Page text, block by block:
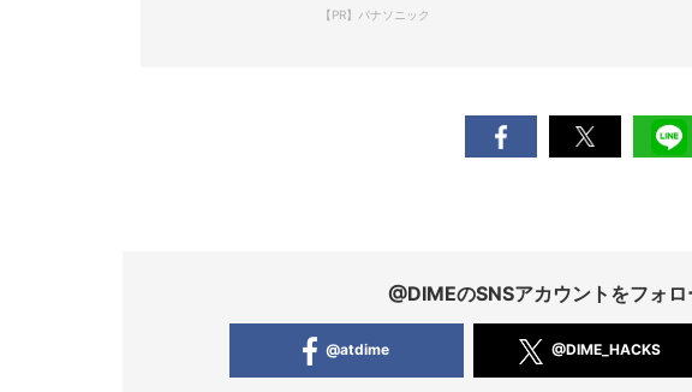
【PR】パナソニック
@DIMEのSNSアカウントをフォロ
@atdime @DIME_HACKS